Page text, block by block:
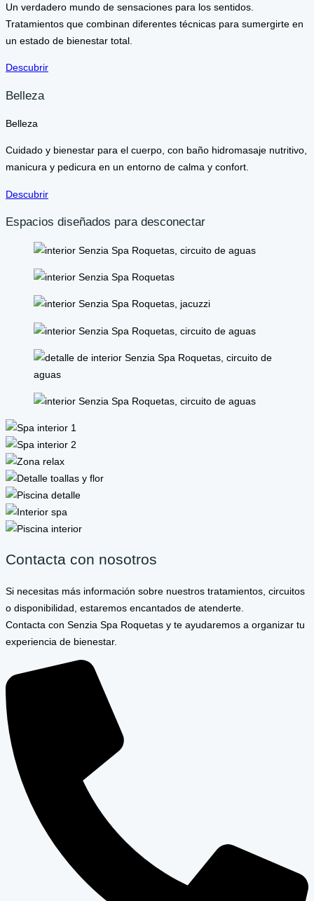
Un verdadero mundo de sensaciones para los sentidos.
Tratamientos que combinan diferentes técnicas para sumergirte en
un estado de bienestar total.
Descubrir
Belleza
Belleza
Cuidado y bienestar para el cuerpo, con baño hidromasaje nutritivo,
manicura y pedicura en un entorno de calma y confort.
Descubrir
Espacios diseñados para desconectar
Contacta con nosotros
Si necesitas más información sobre nuestros tratamientos, circuitos
o disponibilidad, estaremos encantados de atenderte.
Contacta con Senzia Spa Roquetas y te ayudaremos a organizar tu
experiencia de bienestar.